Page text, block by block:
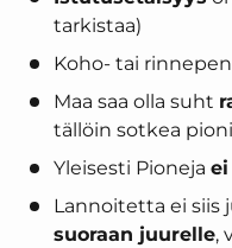
tarkistaa)
Koho- tai
Maa saa olla suht
tällöin sotkea
Yleisesti Pioneja
Lannoitetta ei siis
suoraan juurelle,